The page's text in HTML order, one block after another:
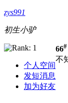
zys991
初生小驴
个人空间
发短消息
加为好友
66#
不